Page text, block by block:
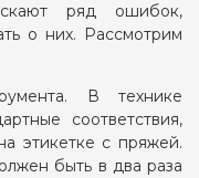
ряд ошибок,
о них. Рассмотрим
В технике
соответствия,
этикетке с пряжей.
быть в два раза